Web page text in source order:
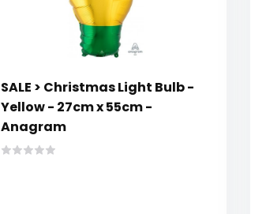
SALE > Christmas Light Bulb -
Yellow - 27cm x 55cm -
Anagram